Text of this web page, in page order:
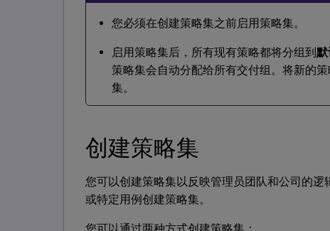
您必须在创建策略集之前启用策略集。
启用策略集后，所有现有策略都将分组到
策略集会自动分配给所有交付组。将新的
集。
创建策略集
您可以创建策略集以反映管理员团队和公司的
或特定用例创建策略集。
您可以通过两种方式创建策略集：